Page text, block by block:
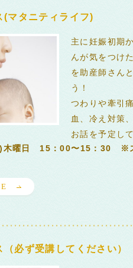
(マタニティライフ)
主に妊娠初期
んが気をつけ
を助産師さん
う！
つわりや牽引
血、冷え対策
お話を予定し
)木曜日 15：00〜15：30 ※
必ず受講してください）